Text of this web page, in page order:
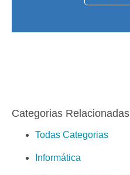
Categorias Relacionadas
Todas Categorias
Informática